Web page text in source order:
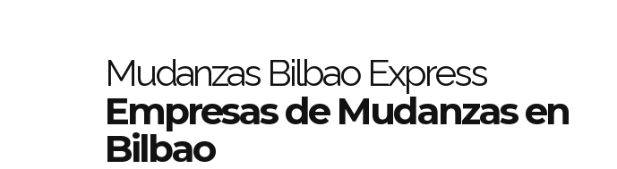
Mudanzas Bilbao Express
Empresas de Mudanzas en
Bilbao